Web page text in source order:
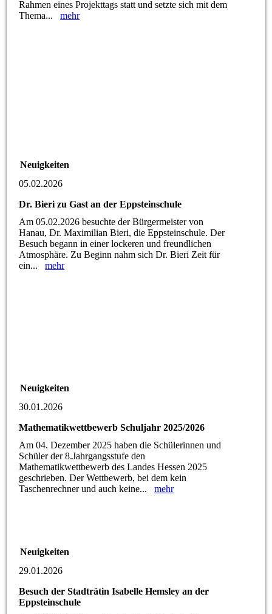
Rahmen eines Projekttags statt und setzte sich mit dem
Thema...mehr
Neuigkeiten
05.02.2026
Dr. Bieri zu Gast an der Eppsteinschule
Am 05.02.2026 besuchte der Bürgermeister von
Hanau, Dr. Maximilian Bieri, die Eppsteinschule. Der
Besuch begann in einer lockeren und freundlichen
Atmosphäre. Zu Beginn nahm sich Dr. Bieri Zeit für
ein...mehr
Neuigkeiten
30.01.2026
Mathematikwettbewerb Schuljahr 2025/2026
Am 04. Dezember 2025 haben die Schülerinnen und
Schüler der 8.Jahrgangsstufe den
Mathematikwettbewerb des Landes Hessen 2025
geschrieben. Der Wettbewerb, bei dem kein
Taschenrechner und auch keine...mehr
Neuigkeiten
29.01.2026
Besuch der Stadträtin Isabelle Hemsley an der
Eppsteinschule